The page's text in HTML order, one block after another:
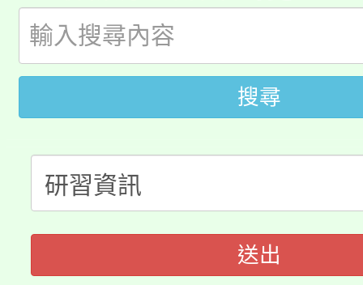
開!
115年桃園市運動會8/
田徑場及游泳池舉行。
桃園市低收入戶享有免
視費優惠，中低收入戶
半價優惠，詳情可洽有
者。
大園自造教育及科技
份教師增能研習
份教師研習
淨零綠生活教案入校路
會
程
搜尋
送出